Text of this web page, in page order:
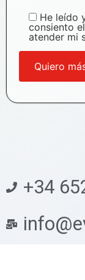
He leído
consiento
atender mi
+34